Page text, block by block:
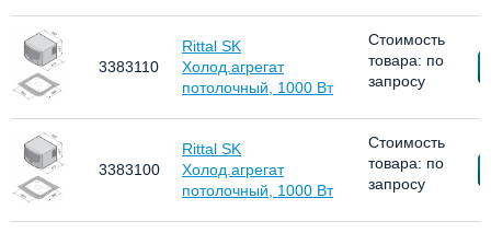
3383110
Rittal SK
Холод.агрегат
потолочный, 1000 Вт
Стоимость
товара: по
запросу
3383100
Rittal SK
Холод.агрегат
потолочный, 1000 Вт
Стоимость
товара: по
запросу